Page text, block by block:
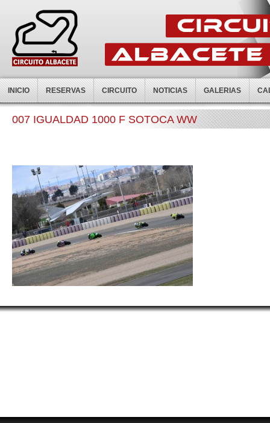
INICIO RESERVAS CIRCUITO NOTICIAS GALERIAS
007 IGUALDAD 1000 F SOTOCA WW